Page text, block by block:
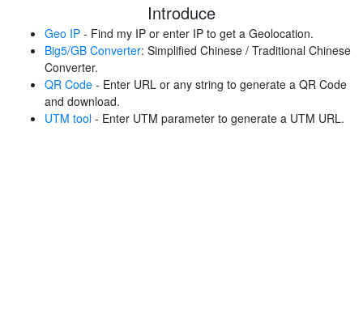
Introduce
Geo IP - Find my IP or enter IP to get a Geolocation.
Big5/GB Converter: Simplified Chinese / Traditional Chinese
Converter.
QR Code - Enter URL or any string to generate a QR Code
and download.
UTM tool - Enter UTM parameter to generate a UTM URL.